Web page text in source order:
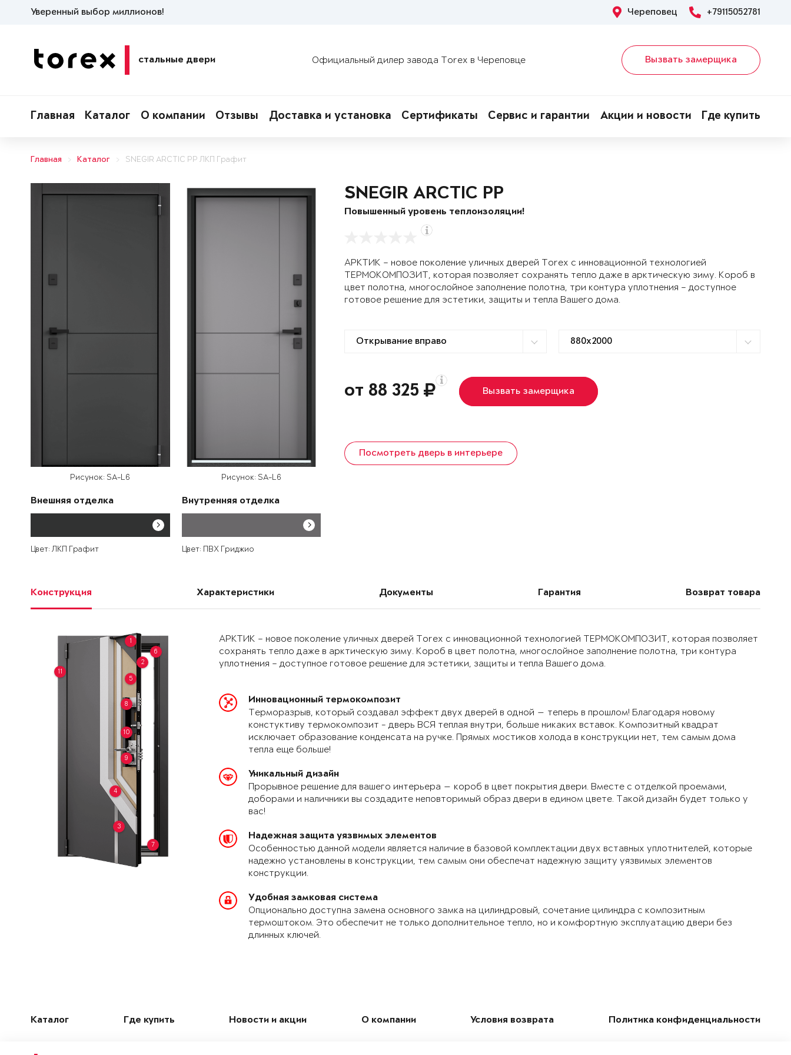
Уверенный выбор миллионов! Череповец +79115052781
стальные двери Официальный дилер завода Torex в Череповце Вызвать замерщика
Главная Каталог О компании Отзывы Доставка и установка Сертификаты Сервис и гарантии Акции и новости Где купить
Главная Каталог SNEGIR ARCTIC PP ЛКП Графит
Рисунок: SA-L6
Внешняя отделка
Цвет: ЛКП Графит
Рисунок: SA-L6
Внутренняя отделка
Цвет: ПВХ Гриджио
SNEGIR ARCTIC PP
Повышенный уровень теплоизоляции!
АРКТИК – новое поколение уличных дверей Torex с инновационной технологией
ТЕРМОКОМПОЗИТ, которая позволяет сохранять тепло даже в арктическую зиму. Короб в
цвет полотна, многослойное заполнение полотна, три контура уплотнения – доступное
готовое решение для эстетики, защиты и тепла Вашего дома.
от 88 325 Вызвать замерщика
Посмотреть дверь в интерьере
Конструкция Характеристики Документы Гарантия Возврат товара
1
2
3
4
5
6
7
8
9
10
11
АРКТИК – новое поколение уличных дверей Torex с инновационной технологией ТЕРМОКОМПОЗИТ, которая позволяет
сохранять тепло даже в арктическую зиму. Короб в цвет полотна, многослойное заполнение полотна, три контура
уплотнения – доступное готовое решение для эстетики, защиты и тепла Вашего дома.
Инновационный термокомпозит
Терморазрыв, который создавал эффект двух дверей в одной — теперь в прошлом! Благодаря новому
констуктиву термокомпозит - дверь ВСЯ теплая внутри, больше никаких вставок. Композитный квадрат
исключает образование конденсата на ручке. Прямых мостиков холода в конструкции нет, тем самым дома
тепла еще больше!
Уникальный дизайн
Прорывное решение для вашего интерьера — короб в цвет покрытия двери. Вместе с отделкой проемами,
доборами и наличники вы создадите неповторимый образ двери в едином цвете. Такой дизайн будет только у
вас!
Надежная защита уязвимых элементов
Особенностью данной модели является наличие в базовой комплектации двух вставных уплотнителей, которые
надежно установлены в конструкции, тем самым они обеспечат надежную защиту уязвимых элементов
конструкции.
Удобная замковая система
Опционально доступна замена основного замка на цилиндровый, сочетание цилиндра с композитным
термоштоком. Это обеспечит не только дополнительное тепло, но и комфортную эксплуатацию двери без
длинных ключей.
Каталог Где купить Новости и акции О компании Условия возврата Политика конфиденциальности